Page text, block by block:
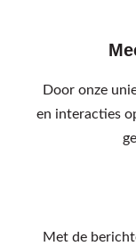
Door onze
en interacties
Met de